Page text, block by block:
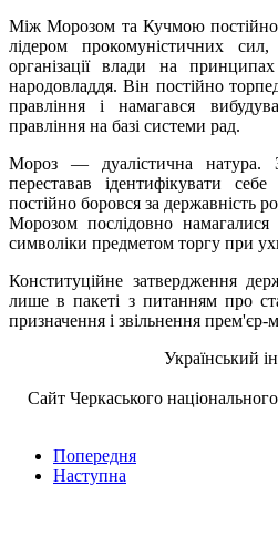
Між Морозом та Кучмою
лідером прокомуністичних
організації влади на
народовладдя. Він постійно
правління і намагався
правління на базі системи рад.
Мороз — дуалістична натура.
переставав ідентифікувати
постійно боровся за державність
Морозом послідовно
символіки предметом торгу при
Конституційне затвердження
лише в пакеті з питанням про
призначення і звільнення прем'єр-
Український
Сайт Черкаського
Попередня
Наступна